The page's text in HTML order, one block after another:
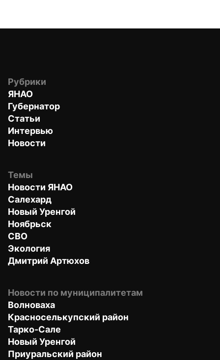
Рубрики
ЯНАО
Губернатор
Статьи
Интервью
Новости
Темы
Новости ЯНАО
Салехард
Новый Уренгой
Ноябрьск
СВО
Экология
Дмитрий Артюхов
Новости по муниципалитетам
Волноваха
Красноселькупский район
Тарко-Сале
Новый Уренгой
Приуральский район